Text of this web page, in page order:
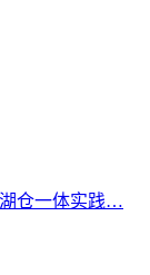
仓一体实践…